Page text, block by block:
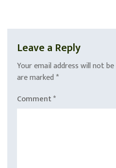
Leave a Reply
Your email address will not be
are marked *
Comment*